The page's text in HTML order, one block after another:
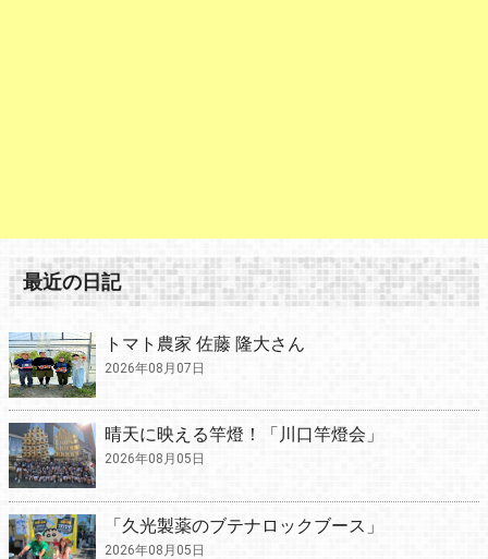
最近の日記
トマト農家 佐藤 隆大さん
2026年08月07日
晴天に映える竿燈！「川口竿燈会」
2026年08月05日
「久光製薬のブテナロックブース」
2026年08月05日